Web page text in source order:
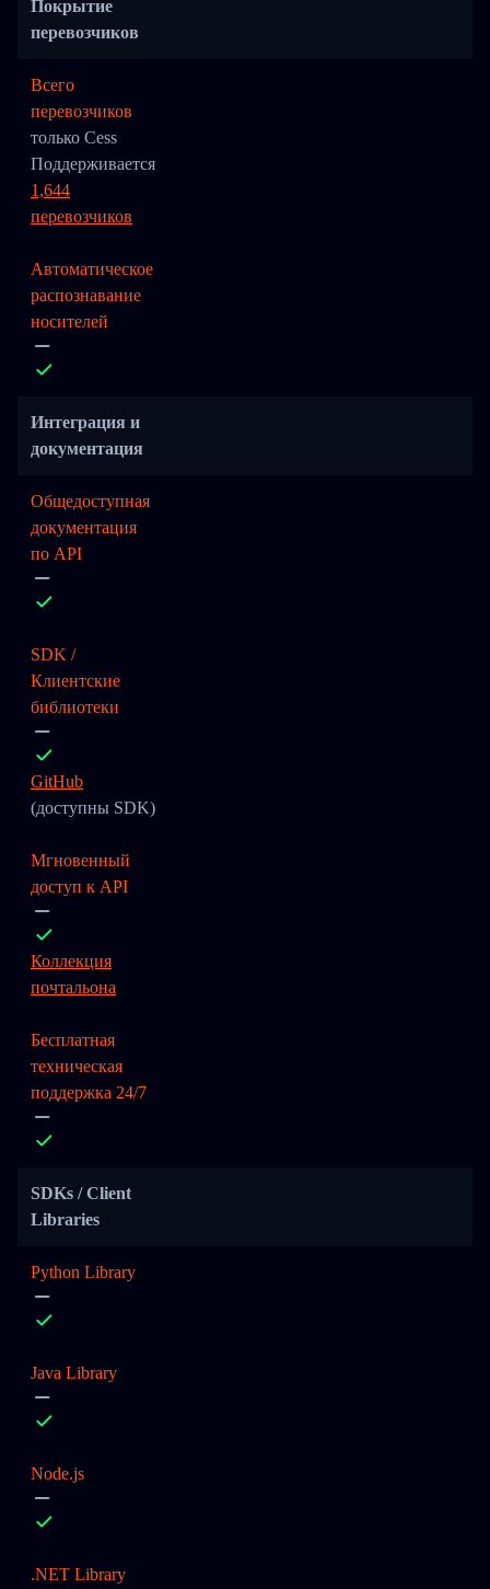
Покрытие
перевозчиков
Всего
перевозчиков
только Cess
Поддерживается
1,644
перевозчиков
Автоматическое
распознавание
носителей
Интеграция и
документация
Общедоступная
документация
по API
SDK /
Клиентские
библиотеки
GitHub
(доступны SDK)
Мгновенный
доступ к API
Коллекция
почтальона
Бесплатная
техническая
поддержка 24/7
SDKs / Client
Libraries
Python Library
Java Library
Node.js
.NET Library